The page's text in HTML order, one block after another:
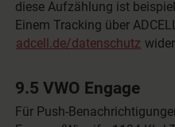
diese Aufzählung ist
Einem Tracking über
adcell.de/datenschutz
9.5 VWO Engage
Für Push-